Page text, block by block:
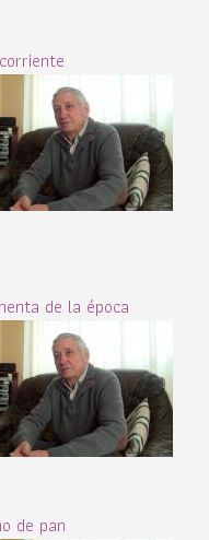
de la época
de pan